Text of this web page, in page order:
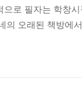
으로 필자는 학창
의 오래된 책방에